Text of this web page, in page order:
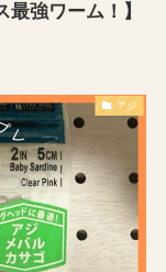
強ワーム！】
アジ